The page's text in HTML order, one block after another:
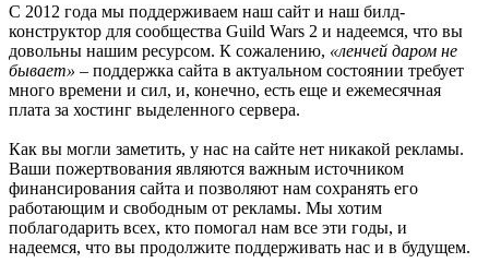
С 2012 года мы поддерживаем наш сайт и наш билд-
конструктор для сообщества Guild Wars 2 и надеемся, что вы
довольны нашим ресурсом. К сожалению, «ленчей даром не
бывает» – поддержка сайта в актуальном состоянии требует
много времени и сил, и, конечно, есть еще и ежемесячная
плата за хостинг выделенного сервера.
Как вы могли заметить, у нас на сайте нет никакой рекламы.
Ваши пожертвования являются важным источником
финансирования сайта и позволяют нам сохранять его
работающим и свободным от рекламы. Мы хотим
поблагодарить всех, кто помогал нам все эти годы, и
надеемся, что вы продолжите поддерживать нас и в будущем.